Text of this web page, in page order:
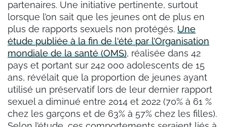
partenaires. Une initiative pertinente, surtout
lorsque l’on sait que les jeunes ont de plus en
plus de rapports sexuels non protégés. Une
étude publiée à la fin de l'été par l’Organisation
mondiale de la santé (OMS), réalisée dans 42
pays et portant sur 242 000 adolescents de 15
ans, révélait que la proportion de jeunes ayant
utilisé un préservatif lors de leur dernier rapport
sexuel a diminué entre 2014 et 2022 (70% à 61 %
chez les garçons et de 63% à 57% chez les filles).